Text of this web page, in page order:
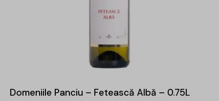
Domeniile Panciu – Fetească Albă – 0.75L